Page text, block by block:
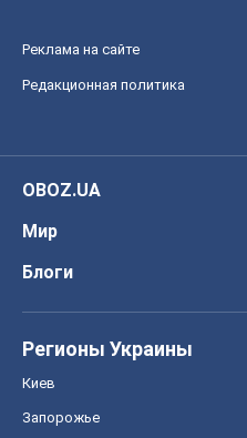
Реклама на сайте
Редакционная политика
OBOZ.UA
Мир
Блоги
Регионы Украины
Киев
Запорожье